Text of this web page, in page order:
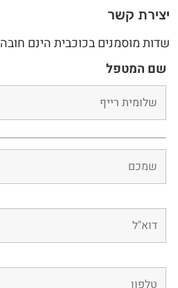
יצירת קשר
שדות מוסמנים בכוכבית הינם חובה
שם המטפל